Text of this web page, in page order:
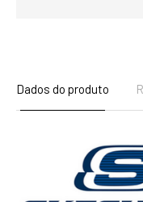
Dados do produto